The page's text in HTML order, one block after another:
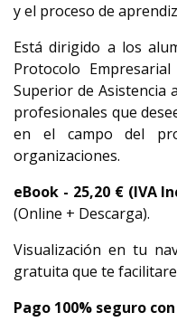
y el proceso de
Está dirigido a los
Protocolo
Superior de Asistencia
profesionales que
en el campo del
organizaciones.
eBook - 25,20 € (IVA
(Online + Descarga).
Visualización en tu
gratuita que te
Pago 100% seguro